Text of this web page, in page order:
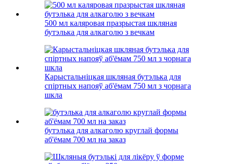
500 мл каляровая празрыстая шкляная
бутэлька для алкаголю з вечкам
Карыстальніцкая шкляная бутэлька для
спіртных напояў аб'ёмам 750 мл з чорнага
шкла
бутэлька для алкаголю круглай формы
аб'ёмам 700 мл на заказ